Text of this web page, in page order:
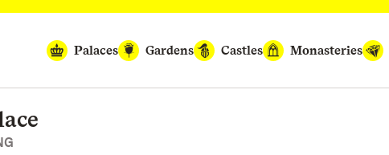
Palaces
Gardens Castles Monasteries